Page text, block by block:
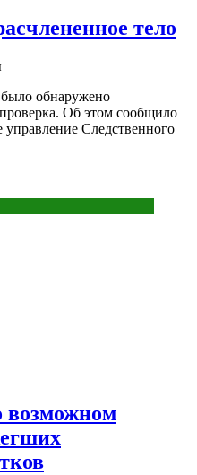
тело
обнаружено
Об этом сообщило
управление Следственного
возможном